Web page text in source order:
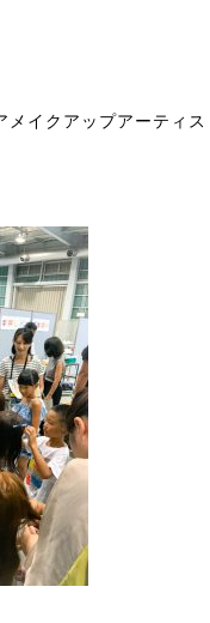
メイクアップアーティス